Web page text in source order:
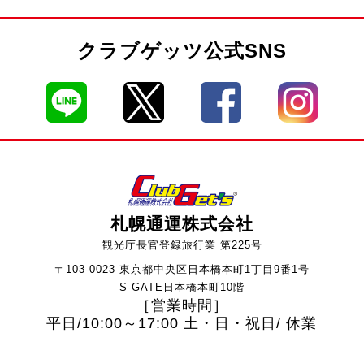
クラブゲッツ公式SNS
札幌通運株式会社
観光庁長官登録旅行業 第225号
〒103-0023 東京都中央区日本橋本町1丁目9番1号
S-GATE日本橋本町10階
［営業時間］
平日/10:00～17:00 土・日・祝日/ 休業